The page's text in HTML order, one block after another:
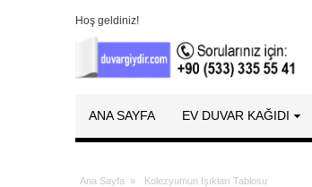
Hoş geldiniz!
ANA SAYFA EV DUVAR KAĞIDI
Ana Sayfa » Kolezyumun Işıkları Tablosu